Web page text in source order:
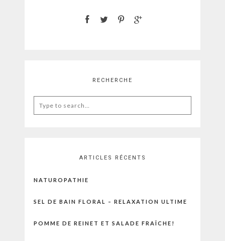
RECHERCHE
Search
for:
ARTICLES RÉCENTS
NATUROPATHIE
SEL DE BAIN FLORAL – RELAXATION ULTIME
POMME DE REINET ET SALADE FRAÎCHE!